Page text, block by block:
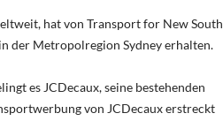
hat von Transport for New South
der Metropolregion Sydney erhalten.
es JCDecaux, seine bestehenden
von JCDecaux erstreckt